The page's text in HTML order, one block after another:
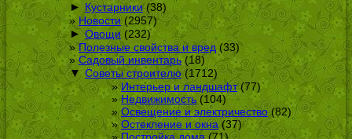
► Кустарники(38)
Новости(2957)
► Овощи (232)
Полезные свойства и вред(33)
Садовый инвентарь (18)
▼ Советы строителю(1712)
Интерьер и ландшафт(77)
Недвижимость (104)
Освещение и электричество(82)
Остекление и окна(37)
Постройка дома(71)